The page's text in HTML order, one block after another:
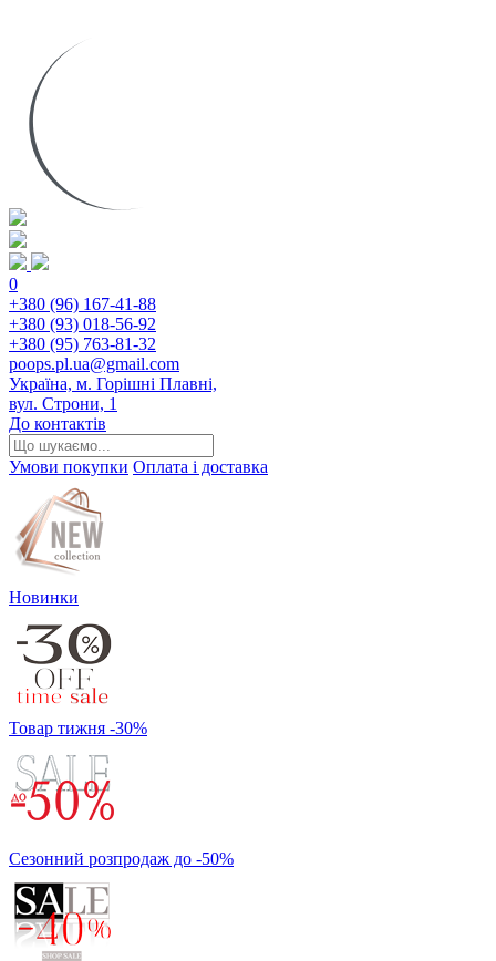
0
+380 (96) 167-41-88
+380 (93) 018-56-92
+380 (95) 763-81-32
poops.pl.ua@gmail.com
Україна, м. Горішні Плавні,
вул. Строни, 1
До контактів
Умови покупки Оплата і доставка
Новинки
Товар тижня -30%
Сезонний розпродаж до -50%